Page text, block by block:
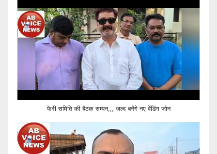
फेरी समिति की बैठक सम्पन,,, जल्द बनेंगे नए वेंडिंग जोन